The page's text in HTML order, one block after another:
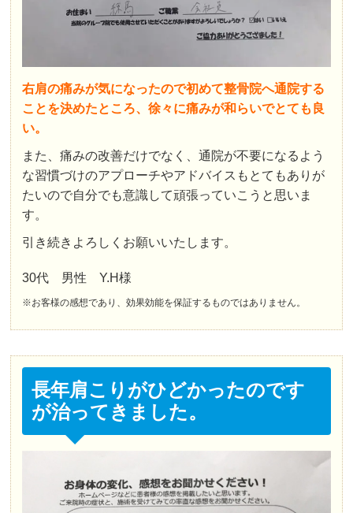
右肩の痛みが気になったので初めて整骨院へ通院する
ことを決めたところ、徐々に痛みが和らいでとても良
い。
また、痛みの改善だけでなく、通院が不要になるよう
な習慣づけのアプローチやアドバイスもとてもありが
たいので自分でも意識して頑張っていこうと思いま
す。
引き続きよろしくお願いいたします。
30代 男性 Y.H様
※お客様の感想であり、効果効能を保証するものではありません。
長年肩こりがひどかったのです
が治ってきました。